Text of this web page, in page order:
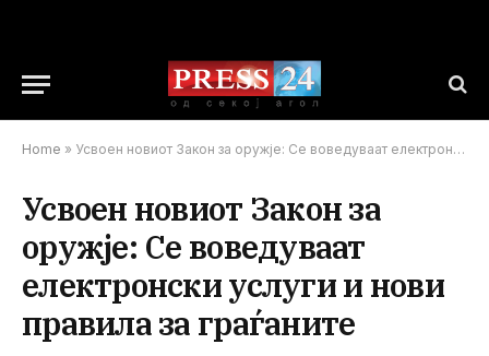
Home » Усвоен новиот Закон за оружје: Се воведуваат електронски услуги и нови правила за граѓаните
Усвоен новиот Закон за
оружје: Се воведуваат
електронски услуги и нови
правила за граѓаните